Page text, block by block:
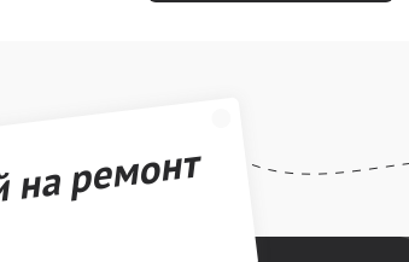
ремонт